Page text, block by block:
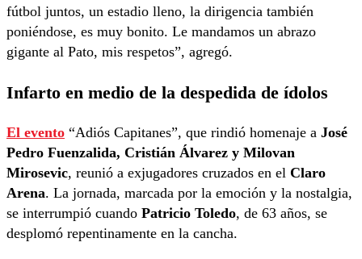
fútbol juntos, un estadio lleno, la dirigencia también
poniéndose, es muy bonito. Le mandamos un abrazo
gigante al Pato, mis respetos”, agregó.
Infarto en medio de la despedida de ídolos
El evento “Adiós Capitanes”, que rindió homenaje a José
Pedro Fuenzalida, Cristián Álvarez y Milovan
Mirosevic, reunió a exjugadores cruzados en el Claro
Arena. La jornada, marcada por la emoción y la nostalgia,
se interrumpió cuando Patricio Toledo, de 63 años, se
desplomó repentinamente en la cancha.